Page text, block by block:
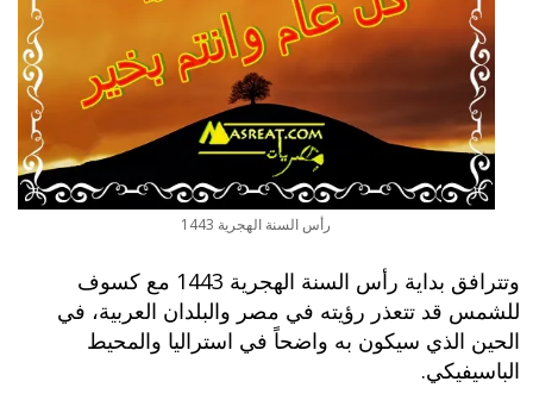
رأس السنة الهجرية 1443
وتترافق بداية رأس السنة الهجرية 1443 مع كسوف
للشمس قد تتعذر رؤيته في مصر والبلدان العربية، في
الحين الذي سيكون به واضحاً في استراليا والمحيط
الباسيفيكي.